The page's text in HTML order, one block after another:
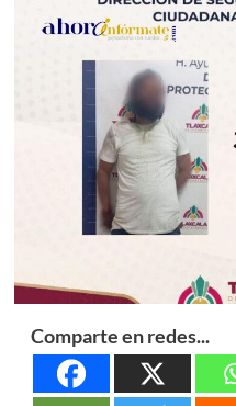
Comparte en redes...